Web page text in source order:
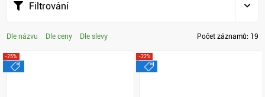
Filtrování
Dle názvu Dle ceny Dle slevy Počet záznamů: 19
-25% -22%